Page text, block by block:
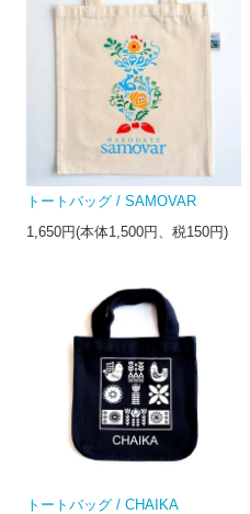
トートバッグ / SAMOVAR
1,650円(本体1,500円、税150円)
トートバッグ / CHAIKA